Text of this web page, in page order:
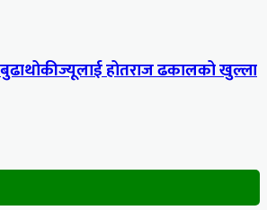
होतराज ढकालको खुल्ला